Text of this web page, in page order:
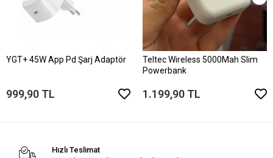
YGT+ 45W App Pd Şarj Adaptör
999,90 TL
Teltec Wireless 5000Mah Slim
Powerbank
1.199,90 TL
Hızlı Teslimat